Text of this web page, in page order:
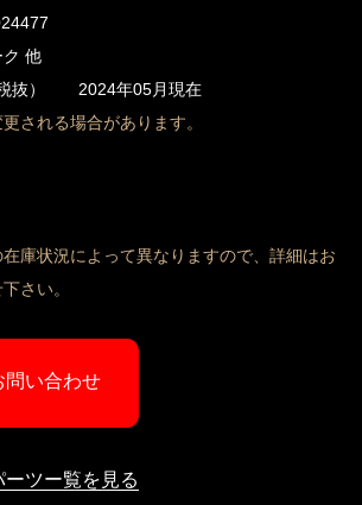
ク 他
税抜） 2024年05月現在
される場合があります。
庫状況によって異なりますので、詳細はお
さい。
問い合わせ
ツー覧を見る